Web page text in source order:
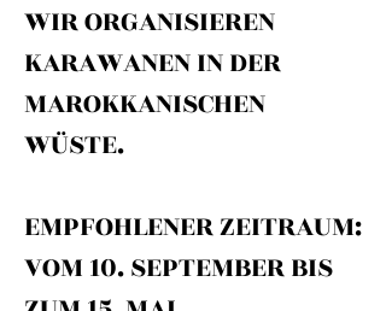
WIR ORGANISIEREN
KARAWANEN IN DER
MAROKKANISCHEN
WÜSTE.
EMPFOHLENER ZEITRAUM:
VOM 10. SEPTEMBER BIS